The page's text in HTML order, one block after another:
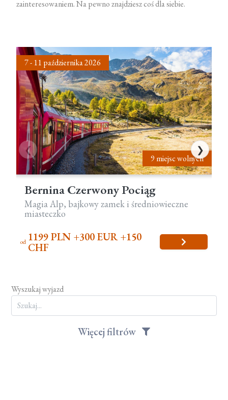
zainteresowaniem. Na pewno znajdziesz coś dla siebie.
7 - 11 października 2026
9 miejsc wolnych
Bernina Czerwony Pociąg
Magia Alp, bajkowy zamek i średniowieczne
miasteczko
od 1199 PLN +300 EUR+150
CHF
❮ ❯
Wyszukaj wyjazd
Więcej filtrów